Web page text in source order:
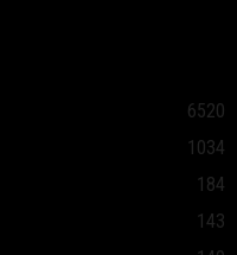
6520
1034
184
143